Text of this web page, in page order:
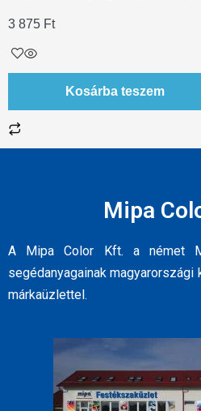
3 875 Ft
Kosárba teszem
Mipa
A Mipa Color Kft. a német
segédanyagainak
márkaüzlettel.